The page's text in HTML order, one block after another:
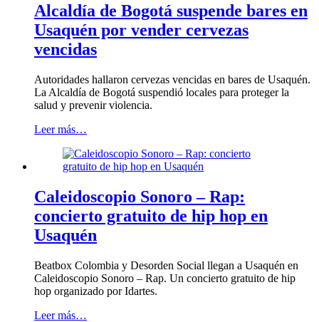
Alcaldía de Bogotá suspende bares en
Usaquén por vender cervezas
vencidas
Autoridades hallaron cervezas vencidas en bares de Usaquén.
La Alcaldía de Bogotá suspendió locales para proteger la
salud y prevenir violencia.
Leer más…
Caleidoscopio Sonoro – Rap:
concierto gratuito de hip hop en
Usaquén
Beatbox Colombia y Desorden Social llegan a Usaquén en
Caleidoscopio Sonoro – Rap. Un concierto gratuito de hip
hop organizado por Idartes.
Leer más…